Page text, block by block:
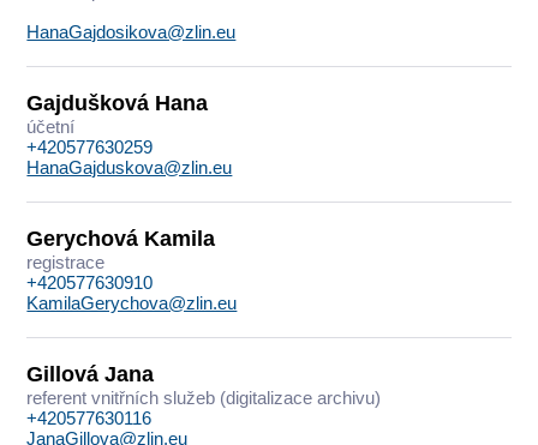
HanaGajdosikova@zlin.eu
Gajdušková Hana
účetní
+420577630259
HanaGajduskova@zlin.eu
Gerychová Kamila
registrace
+420577630910
KamilaGerychova@zlin.eu
Gillová Jana
referent vnitřních služeb (digitalizace archivu)
+420577630116
JanaGillova@zlin.eu